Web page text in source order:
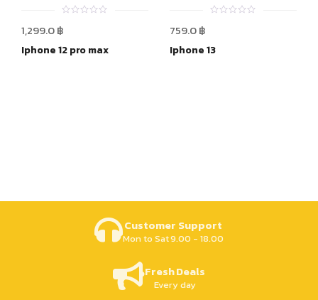
out
5
1,299.0฿
Iphone 12 pro max
5
759.0฿
Iphone 13
Customer Support
Mon to Sat 9.00 - 18.00
Fresh Deals
Every day